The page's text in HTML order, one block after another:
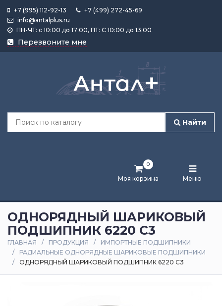
+7 (995) 112-92-13
+7 (499) 272-45-69
info@antalplus.ru
ПН-ЧТ: с 10:00 до 17:00, ПТ: С 10:00 до 13:00
Перезвоните мне
Найти
Моя корзина
0
Меню
Каталог
продукции
Лента
и
статьи
Оплата
доставка
ОДНОРЯДНЫЙ ШАРИКОВЫЙ
ПОДШИПНИК 6220 C3
ГЛАВНАЯ ПРОДУКЦИЯ
ИМПОРТНЫЕ ПОДШИПНИКИ
РАДИАЛЬНЫЕ ОДНОРЯДНЫЕ ШАРИКОВЫЕ ПОДШИПНИКИ
ОДНОРЯДНЫЙ ШАРИКОВЫЙ ПОДШИПНИК 6220 C3